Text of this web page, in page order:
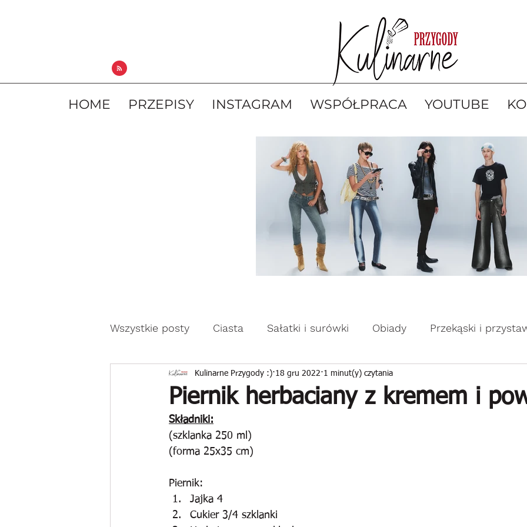
HOME PRZEPISY INSTAGRAM WSPÓŁPRACA YOUTUBE
Wszystkie posty Ciasta Sałatki i surówki Obiady Przekąski i
Drożdżowe wypieki Zapiekanki Placuszki i naleśniki
Reklama
Piernik herbaciany z kremem i
Kulinarne Przygody :) 18 gru 2022 1 minut(y) czytania
Składniki:
(szklanka 250 ml)
(forma 25x35 cm)
Piernik:
Jajka 4
Cukier 3/4 szklanki